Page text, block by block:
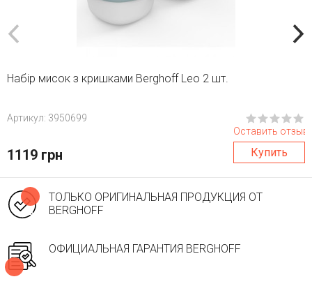
Набір мисок з кришками Berghoff Leo 2 шт.
Aртикул: 3950699
Оставить отзыв
1119 грн Купить
ТОЛЬКО ОРИГИНАЛЬНАЯ ПРОДУКЦИЯ ОТ
BERGHOFF
ОФИЦИАЛЬНАЯ ГАРАНТИЯ BERGHOFF